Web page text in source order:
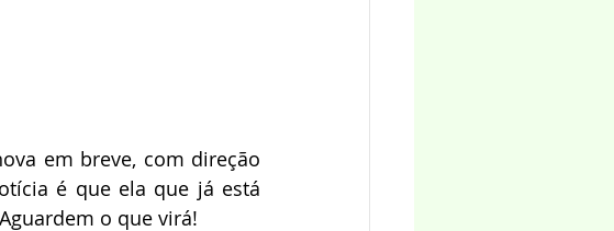
em breve, com direção
é que ela que já está
o que virá!